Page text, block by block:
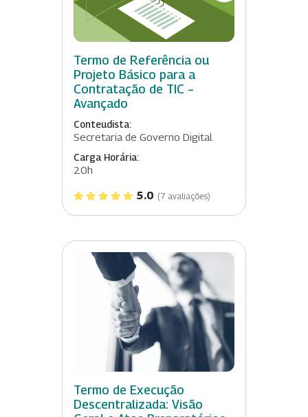
Termo de Referência ou
Projeto Básico para a
Contratação de TIC –
Avançado
Conteudista:
Secretaria de Governo Digital
Carga Horária:
20h
5.0 (7 avaliações)
Termo de Execução
Descentralizada: Visão